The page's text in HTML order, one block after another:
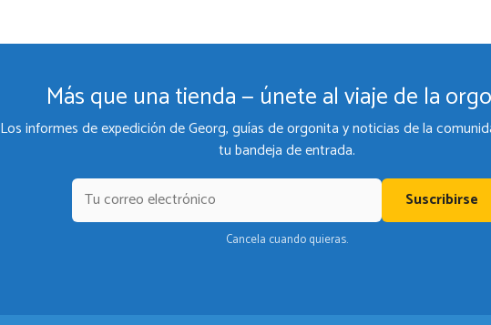
Más que una tienda — únete al viaje de la
Los informes de expedición de Georg, guías de orgonita y noticias de la
tu bandeja de entrada.
Suscribirse
Cancela cuando quieras.